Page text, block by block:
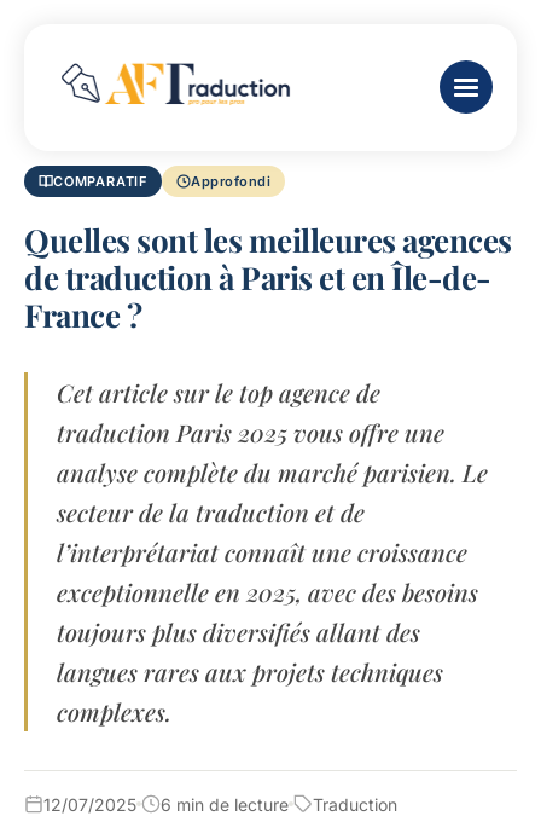
COMPARATIF Approfondi
Quelles sont les meilleures agences
de traduction à Paris et en Île-de-
France ?
Cet article sur le top agence de
traduction Paris 2025 vous offre une
analyse complète du marché parisien. Le
secteur de la traduction et de
l’interprétariat connaît une croissance
exceptionnelle en 2025, avec des besoins
toujours plus diversifiés allant des
langues rares aux projets techniques
complexes.
12/07/2025 6 min de lecture Traduction